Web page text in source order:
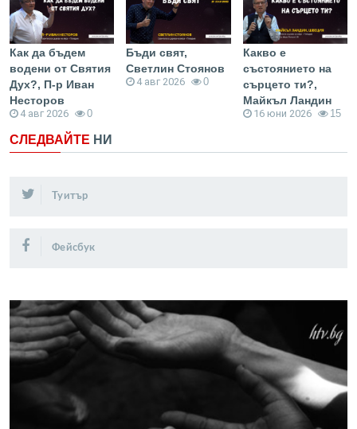
Как да бъдем
водени от Святия
Дух?, П-р Иван
Несторов
4 авг 2026 0
Бъди свят,
Светлин Стоянов
4 авг 2026 0
Какво е
състоянието на
сърцето ти?,
Майкъл Ландин
16 юни 2026 15
СЛЕДВАЙТЕ НИ
Туитър
Фейсбук